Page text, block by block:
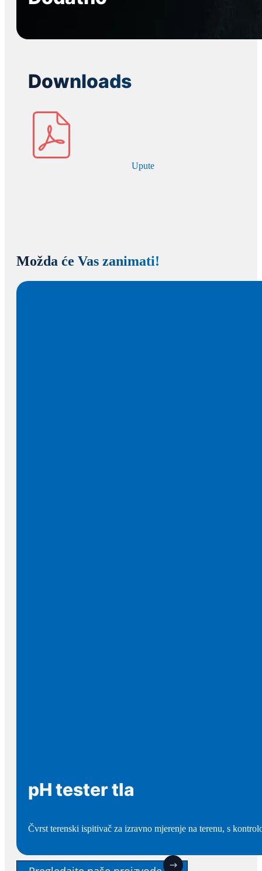
Downloads
Upute
Možda će Vas zanimati!
pH tester tla
Čvrst terenski ispitivač za izravno mjerenje na terenu, s